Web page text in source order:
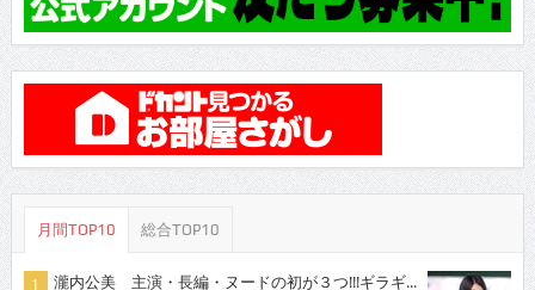
月間TOP10 総合TOP10
瀧内公美 主演・長編・ヌードの初が３つ!!!ギラギ...